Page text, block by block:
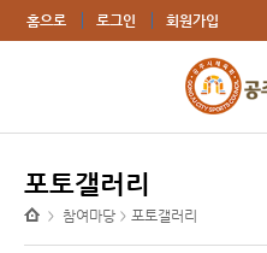
홈으로 로그인 회원가입
포토갤러리
> 참여마당 > 포토갤러리